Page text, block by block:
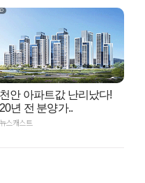
천안 아파트값 난리났다!
20년 전 분양가..
뉴스캐스트